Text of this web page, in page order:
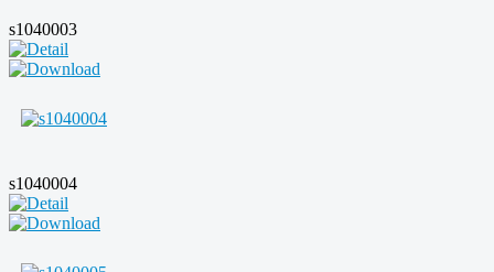
s1040003
s1040004